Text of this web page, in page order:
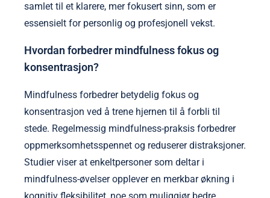
samlet til et klarere, mer fokusert sinn, som er
essensielt for personlig og profesjonell vekst.
Hvordan forbedrer mindfulness fokus og
konsentrasjon?
Mindfulness forbedrer betydelig fokus og
konsentrasjon ved å trene hjernen til å forbli til
stede. Regelmessig mindfulness-praksis forbedrer
oppmerksomhetsspennet og reduserer distraksjoner.
Studier viser at enkeltpersoner som deltar i
mindfulness-øvelser opplever en merkbar økning i
kognitiv fleksibilitet, noe som muliggjør bedre